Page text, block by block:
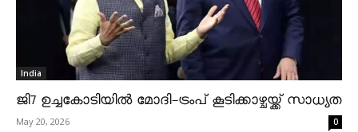
India
ജി7 ഉച്ചകോടിയിൽ മോദി-ട്രംപ് കൂടിക്കാഴ്ചയ്ക്ക് സാധ്യത
May 20, 2026 0